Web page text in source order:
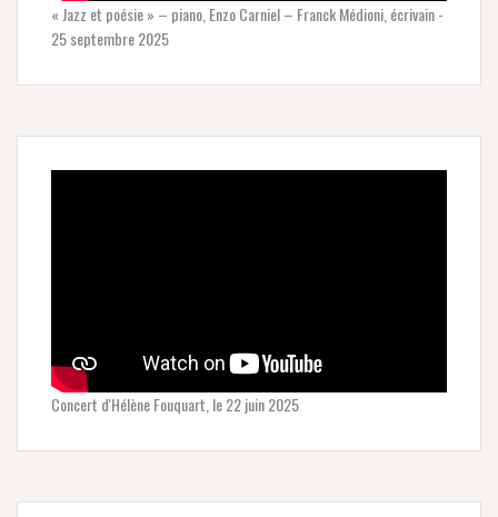
« Jazz et poésie » – piano, Enzo Carniel – Franck Médioni, écrivain -
25 septembre 2025
Concert d'Hélène Fouquart, le 22 juin 2025